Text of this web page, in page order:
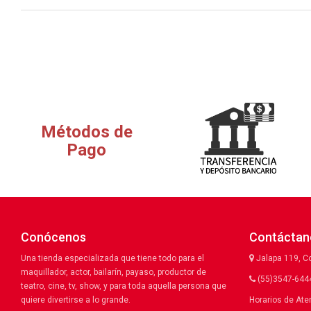
Métodos de
Pago
Conócenos
Una tienda especializada que tiene todo para el
maquillador, actor, bailarín, payaso, productor de
teatro, cine, tv, show, y para toda aquella persona que
quiere divertirse a lo grande.
Jalapa 119,
(55)3547-
Horarios de